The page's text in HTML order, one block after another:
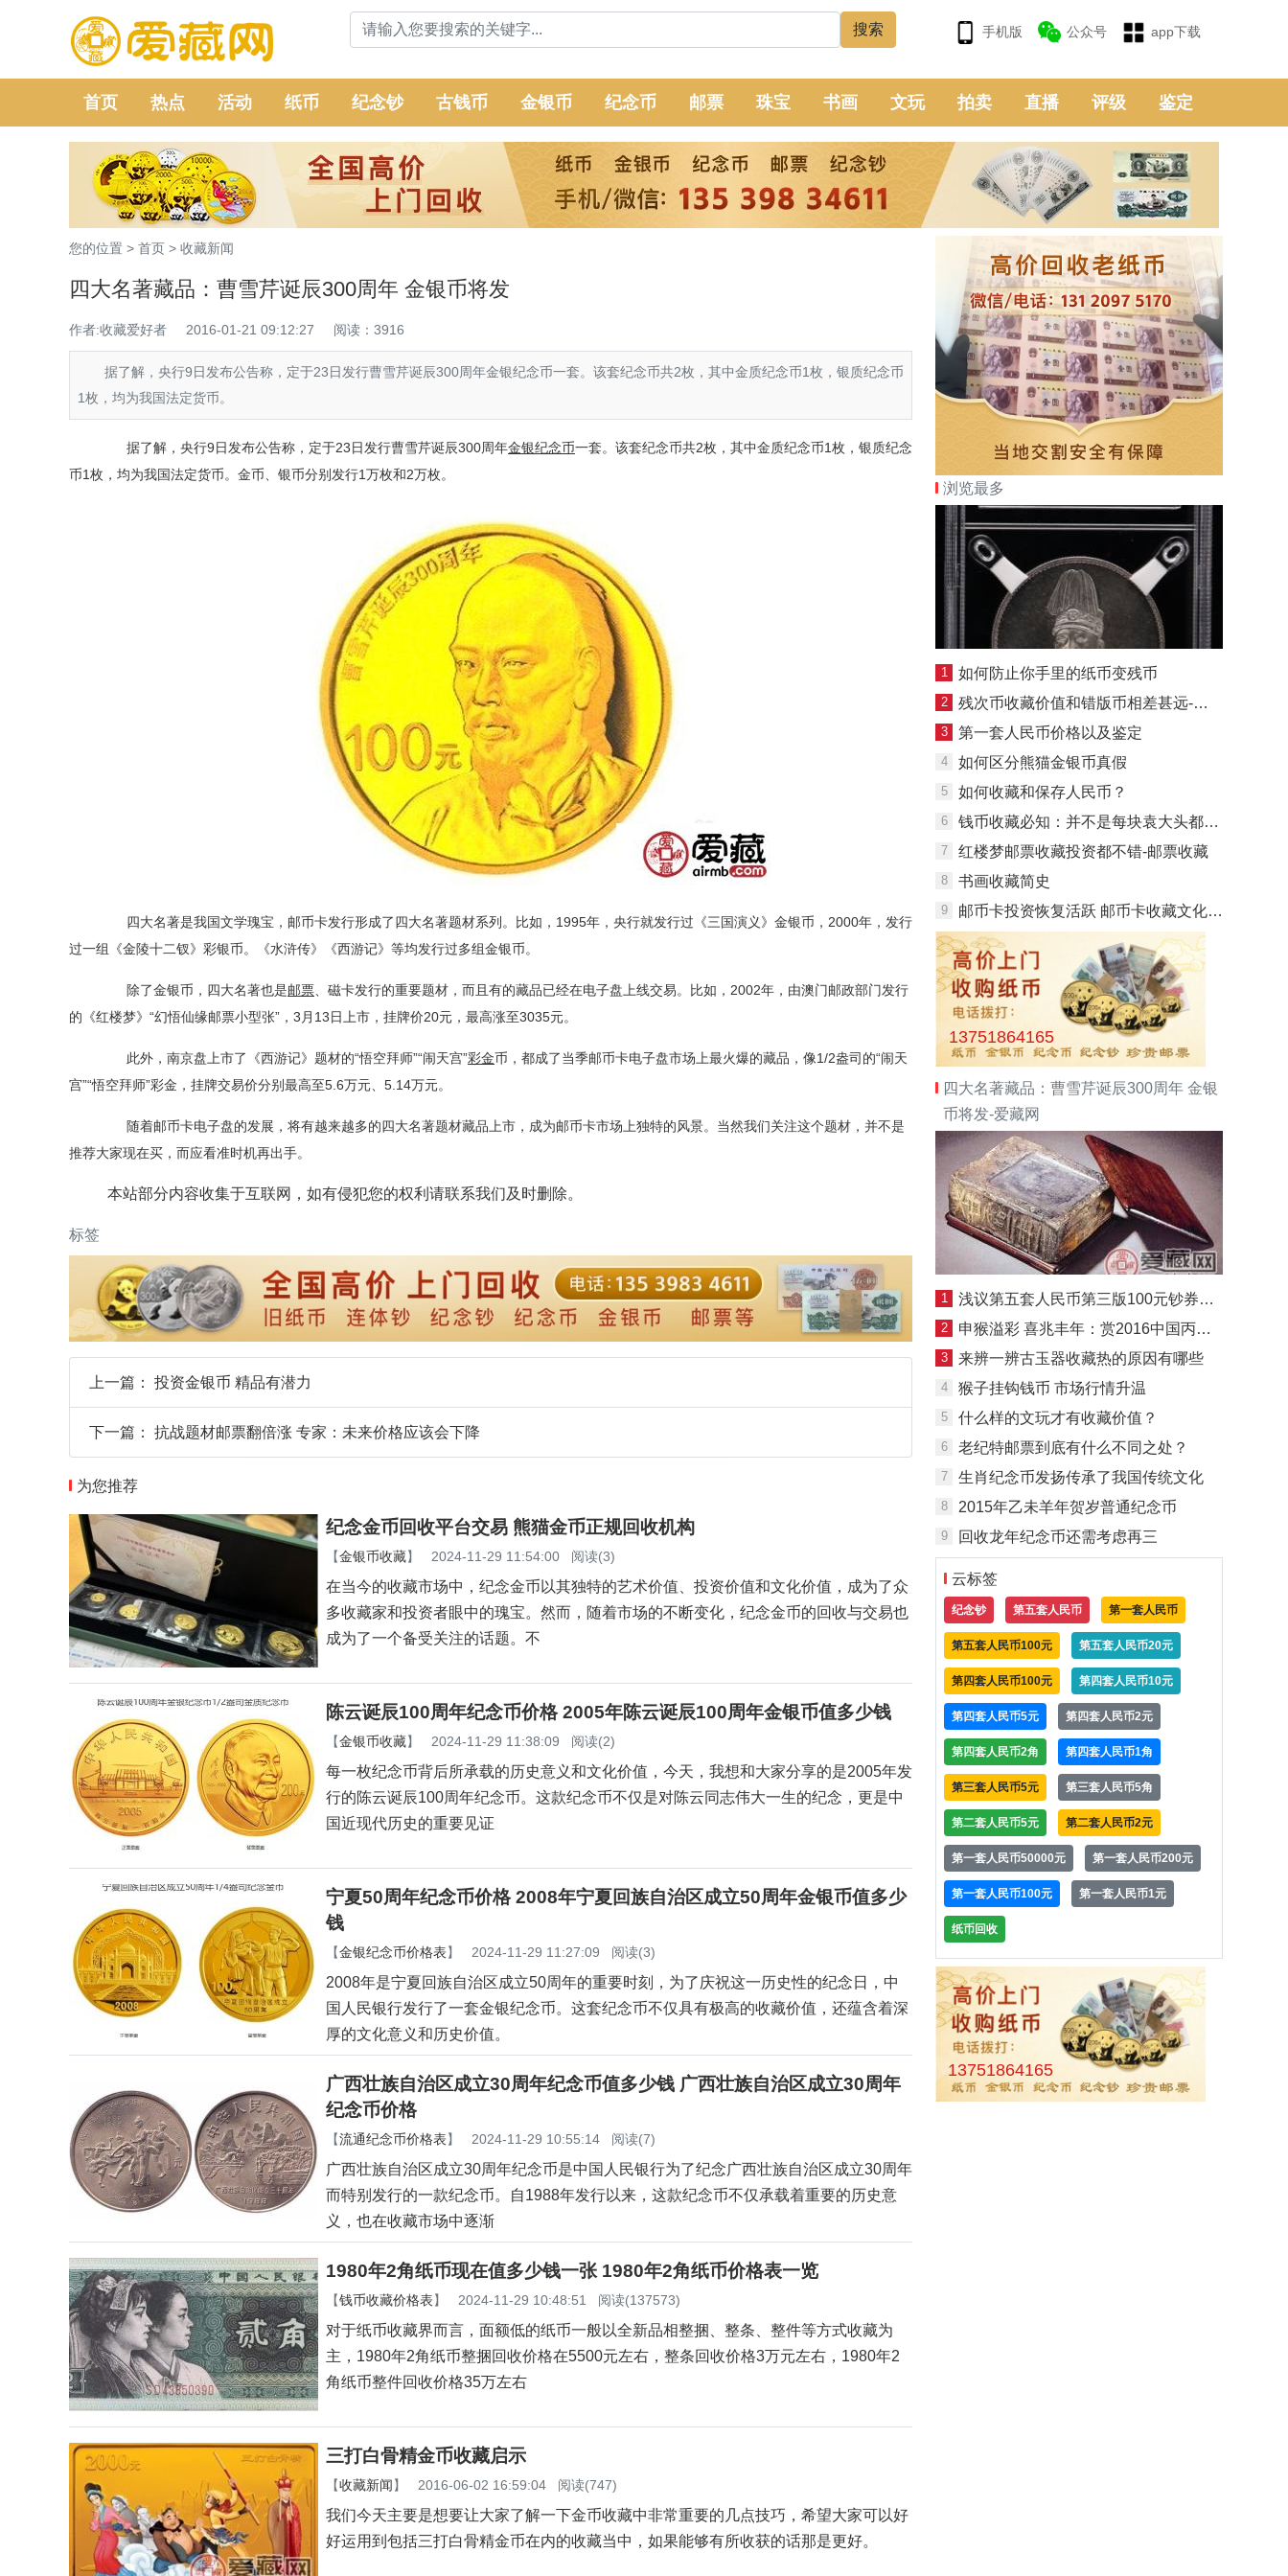
手机版 公众号 app下载
首页 热点 活动 纸币 纪念钞 古钱币 金银币 纪念币 邮票 珠宝 书画 文玩 拍卖 直播 评级 鉴定
您的位置 > 首页 > 收藏新闻
四大名著藏品：曹雪芹诞辰300周年 金银币将发
作者:收藏爱好者 2016-01-21 09:12:27 阅读：3916
据了解，央行9日发布公告称，定于23日发行曹雪芹诞辰300周年金银纪念币一套。该套纪念币共2枚，其中金质纪念币1枚，银质纪念币
1枚，均为我国法定货币。
据了解，央行9日发布公告称，定于23日发行曹雪芹诞辰300周年金银纪念币一套。该套纪念币共2枚，其中金质纪念币1枚，银质纪念
币1枚，均为我国法定货币。金币、银币分别发行1万枚和2万枚。
四大名著是我国文学瑰宝，邮币卡发行形成了四大名著题材系列。比如，1995年，央行就发行过《三国演义》金银币，2000年，发行
过一组《金陵十二钗》彩银币。《水浒传》《西游记》等均发行过多组金银币。
除了金银币 ，四大名著也是邮票 、磁卡发行的重要题材，而且有的藏品已经在电子盘上线交易。比如，2002年，由澳门邮政部门发行
的《红楼梦》“幻悟仙缘邮票小型张”，3月13日上市，挂牌价20元，最高涨至3035元。
此外，南京盘上市了《西游记》题材的“悟空拜师”“闹天宫”彩金币，都成了当季邮币卡电子盘市场上最火爆的藏品，像1/2盎司的“闹天
宫”“悟空拜师”彩金，挂牌交易价分别最高至5.6万元、5.14万元。
随着邮币卡电子盘的发展，将有越来越多的四大名著题材藏品上市，成为邮币卡市场上独特的风景。当然我们关注这个题材，并不是
推荐大家现在买，而应看准时机再出手。
本站部分内容收集于互联网，如有侵犯您的权利请联系我们及时删除。
标签
上一篇： 投资金银币 精品有潜力
下一篇： 抗战题材邮票翻倍涨 专家：未来价格应该会下降
为您推荐
纪念金币回收平台交易 熊猫金币正规回收机构
【金银币收藏】 2024-11-29 11:54:00 阅读(3)
在当今的收藏市场中，纪念金币以其独特的艺术价值、投资价值和文化价值，成为了众
多收藏家和投资者眼中的瑰宝。然而，随着市场的不断变化，纪念金币的回收与交易也
成为了一个备受关注的话题。不
陈云诞辰100周年纪念币价格 2005年陈云诞辰100周年金银币值多少钱
【金银币收藏】 2024-11-29 11:38:09 阅读(2)
每一枚纪念币背后所承载的历史意义和文化价值，今天，我想和大家分享的是2005年发
行的陈云诞辰100周年纪念币。这款纪念币不仅是对陈云同志伟大一生的纪念，更是中
国近现代历史的重要见证
宁夏50周年纪念币价格 2008年宁夏回族自治区成立50周年金银币值多少
钱
【金银纪念币价格表】 2024-11-29 11:27:09 阅读(3)
2008年是宁夏回族自治区成立50周年的重要时刻，为了庆祝这一历史性的纪念日，中
国人民银行发行了一套金银纪念币。这套纪念币不仅具有极高的收藏价值，还蕴含着深
厚的文化意义和历史价值。
广西壮族自治区成立30周年纪念币值多少钱 广西壮族自治区成立30周年
纪念币价格
【流通纪念币价格表】 2024-11-29 10:55:14 阅读(7)
广西壮族自治区成立30周年纪念币是中国人民银行为了纪念广西壮族自治区成立30周年
而特别发行的一款纪念币。自1988年发行以来，这款纪念币不仅承载着重要的历史意
义，也在收藏市场中逐渐
1980年2角纸币现在值多少钱一张 1980年2角纸币价格表一览
【钱币收藏价格表】 2024-11-29 10:48:51 阅读(137573)
对于纸币收藏界而言，面额低的纸币一般以全新品相整捆、整条、整件等方式收藏为
主，1980年2角纸币整捆回收价格在5500元左右，整条回收价格3万元左右，1980年2
角纸币整件回收价格35万左右
三打白骨精金币收藏启示
【收藏新闻】 2016-06-02 16:59:04 阅读(747)
我们今天主要是想要让大家了解一下金币收藏中非常重要的几点技巧，希望大家可以好
好运用到包括三打白骨精金币在内的收藏当中，如果能够有所收获的话那是更好。
浏览最多
1 如何防止你手里的纸币变残币
2 残次币收藏价值和错版币相差甚远-钱币
3 第一套人民币价格以及鉴定
4 如何区分熊猫金银币真假
5 如何收藏和保存人民币？
6 钱币收藏必知：并不是每块袁大头都价值百万
7 红楼梦邮票收藏投资都不错-邮票收藏
8 书画收藏简史
9 邮币卡投资恢复活跃 邮币卡收藏文化繁荣发展
13751864165
四大名著藏品：曹雪芹诞辰300周年 金银
币将发-爱藏网
1 浅议第五套人民币第三版100元钞券的问世
2 申猴溢彩 喜兆丰年：赏2016中国丙申(猴)金银币＂装饰猴＂
3 来辨一辨古玉器收藏热的原因有哪些
4 猴子挂钩钱币 市场行情升温
5 什么样的文玩才有收藏价值？
6 老纪特邮票到底有什么不同之处？
7 生肖纪念币发扬传承了我国传统文化
8 2015年乙未羊年贺岁普通纪念币
9 回收龙年纪念币还需考虑再三
云标签
纪念钞 第五套人民币 第一套人民币
第五套人民币100元 第五套人民币20元
第四套人民币100元 第四套人民币10元
第四套人民币5元 第四套人民币2元
第四套人民币2角 第四套人民币1角
第三套人民币5元 第三套人民币5角
第二套人民币5元 第二套人民币2元
第一套人民币50000元 第一套人民币200元
第一套人民币100元 第一套人民币1元
纸币回收
13751864165